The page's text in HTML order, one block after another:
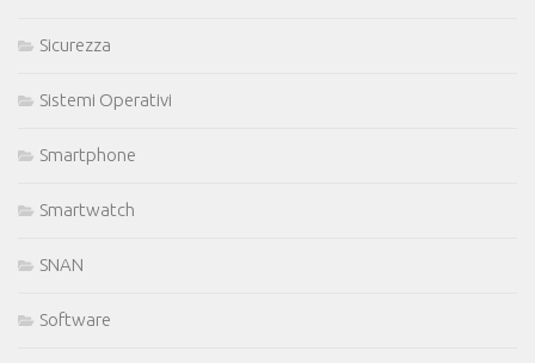
Sicurezza
Sistemi Operativi
Smartphone
Smartwatch
SNAN
Software